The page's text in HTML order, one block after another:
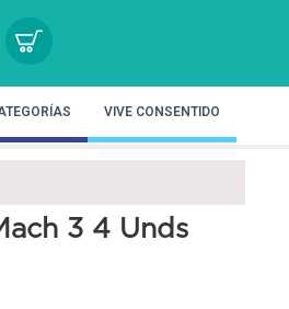
VIVE CONSENTIDO
3 4 Unds